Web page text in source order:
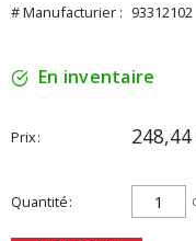
# Manufacturier : 93312102
En inventaire
Prix 248,44
Quantité